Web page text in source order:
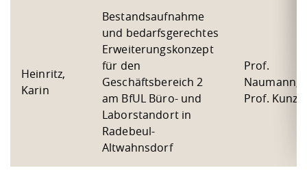
Heinritz,
Karin
Bestandsaufnahme
und bedarfsgerechtes
Erweiterungskonzept
für den
Geschäftsbereich 2
am BfUL Büro- und
Laborstandort in
Radebeul-
Altwahnsdorf
Prof.
Naumann,
Prof. Kunze